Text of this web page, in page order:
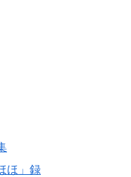
ほ」録